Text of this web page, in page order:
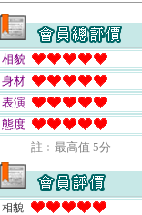
相貌
身材
表演
態度
註﹕最高值 5分
相貌